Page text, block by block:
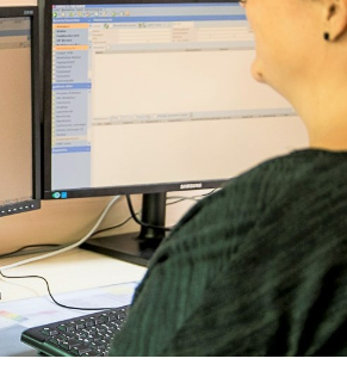
Palliativmedizin
Kinder- & Jugendmedizin
Kinder- &
Psychosomatik mit
Radiologie mit CT und MRT
Privatambulanz für
Medizin
Praxiszentrum Filderklinik
Veranstaltungen
Presse und Aktuelles